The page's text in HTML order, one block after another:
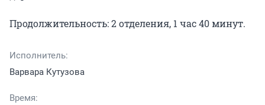
Продолжительность: 2 отделения, 1 час 40 минут.
Исполнитель:
Варвара Кутузова
Время: